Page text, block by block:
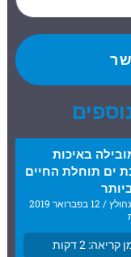
באיכות
ים תוחלת החיים
12 בפברואר 2019
קריאה: 2דקות